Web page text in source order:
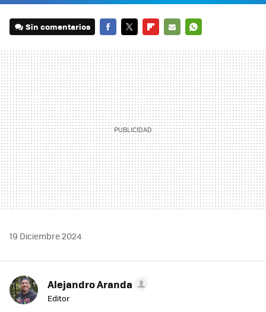
Sin comentarios
MAIL
19 Diciembre 2024
Alejandro Aranda
Editor